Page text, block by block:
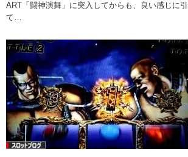
ART「闘神演舞」に突入してからも、良い感じに
て…